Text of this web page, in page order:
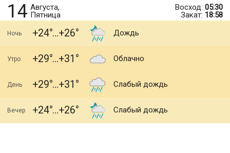
14 Августа,
Пятница
Восход: 05:30
Закат: 18:58
Ночь +24 +26 Дождь
Утро +29 +31 Облачно
День +29 +31 Слабый дождь
Вечер +24 +26 Слабый дождь